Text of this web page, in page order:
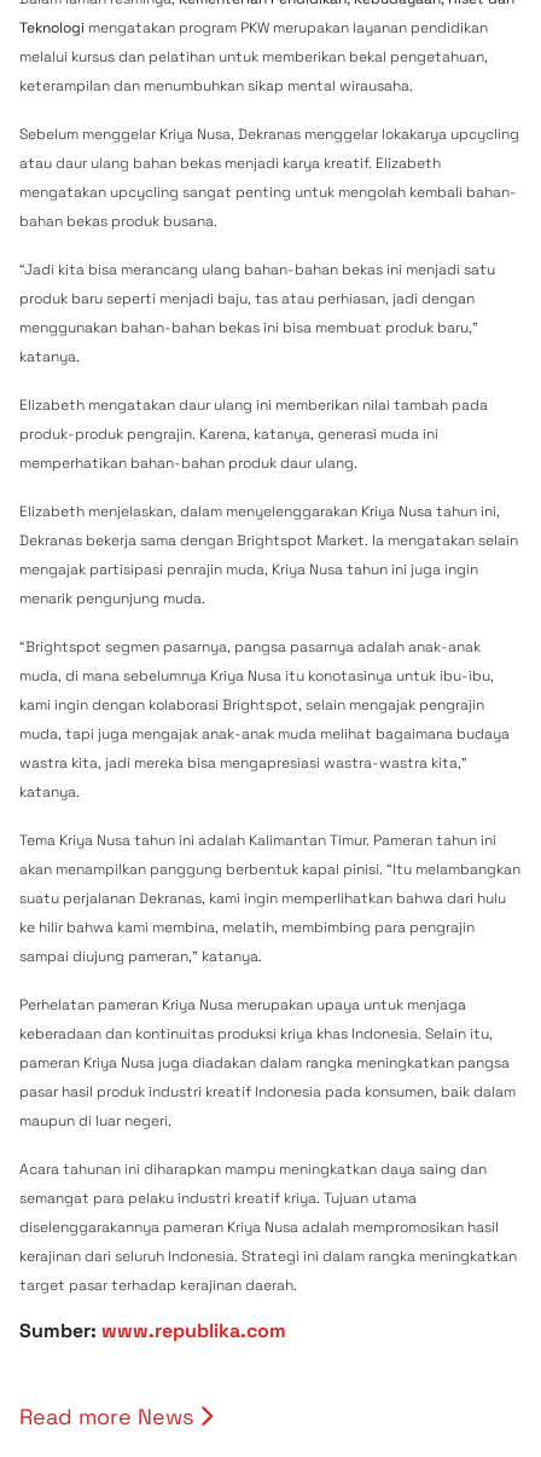
Teknologi mengatakan program PKW merupakan layanan pendidikan
melalui kursus dan pelatihan untuk memberikan bekal pengetahuan,
keterampilan dan menumbuhkan sikap mental wirausaha.
Sebelum menggelar Kriya Nusa, Dekranas menggelar lokakarya upcycling
atau daur ulang bahan bekas menjadi karya kreatif. Elizabeth
mengatakan upcycling sangat penting untuk mengolah kembali bahan-
bahan bekas produk busana.
“Jadi kita bisa merancang ulang bahan-bahan bekas ini menjadi satu
produk baru seperti menjadi baju, tas atau perhiasan, jadi dengan
menggunakan bahan-bahan bekas ini bisa membuat produk baru,”
katanya.
Elizabeth mengatakan daur ulang ini memberikan nilai tambah pada
produk-produk pengrajin. Karena, katanya, generasi muda ini
memperhatikan bahan-bahan produk daur ulang.
Elizabeth menjelaskan, dalam menyelenggarakan Kriya Nusa tahun ini,
Dekranas bekerja sama dengan Brightspot Market. Ia mengatakan selain
mengajak partisipasi penrajin muda, Kriya Nusa tahun ini juga ingin
menarik pengunjung muda.
“Brightspot segmen pasarnya, pangsa pasarnya adalah anak-anak
muda, di mana sebelumnya Kriya Nusa itu konotasinya untuk ibu-ibu,
kami ingin dengan kolaborasi Brightspot, selain mengajak pengrajin
muda, tapi juga mengajak anak-anak muda melihat bagaimana budaya
wastra kita, jadi mereka bisa mengapresiasi wastra-wastra kita,”
katanya.
Tema Kriya Nusa tahun ini adalah Kalimantan Timur. Pameran tahun ini
akan menampilkan panggung berbentuk kapal pinisi. “Itu melambangkan
suatu perjalanan Dekranas, kami ingin memperlihatkan bahwa dari hulu
ke hilir bahwa kami membina, melatih, membimbing para pengrajin
sampai diujung pameran,” katanya.
Perhelatan pameran Kriya Nusa merupakan upaya untuk menjaga
keberadaan dan kontinuitas produksi kriya khas Indonesia. Selain itu,
pameran Kriya Nusa juga diadakan dalam rangka meningkatkan pangsa
pasar hasil produk industri kreatif Indonesia pada konsumen, baik dalam
maupun di luar negeri.
Acara tahunan ini diharapkan mampu meningkatkan daya saing dan
semangat para pelaku industri kreatif kriya. Tujuan utama
diselenggarakannya pameran Kriya Nusa adalah mempromosikan hasil
kerajinan dari seluruh Indonesia. Strategi ini dalam rangka meningkatkan
target pasar terhadap kerajinan daerah.
Sumber: www.republika.com
Read more News